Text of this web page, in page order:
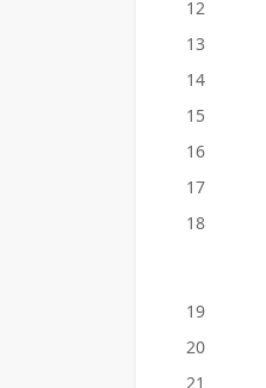
12
13
14
15
16
17
18
19
20
21